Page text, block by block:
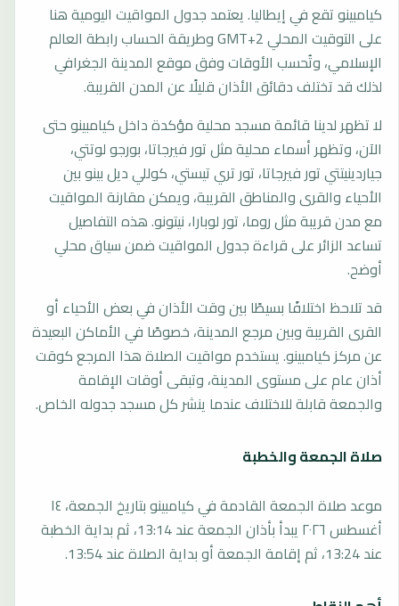
كيامبينو تقع في إيطاليا. يعتمد جدول المواقيت اليومية هنا
على التوقيت المحلي GMT+2 وطريقة الحساب رابطة العالم
الإسلامي، وتُحسب الأوقات وفق موقع المدينة الجغرافي
لذلك قد تختلف دقائق الأذان قليلًا عن المدن القريبة.
لا تظهر لدينا قائمة مسجد محلية مؤكدة داخل كيامبينو حتى
الآن، وتظهر أسماء محلية مثل تور فيرجاتا، بورجو لوتتي،
جياردينيتتي تور فيرجاتا، تور تري تيستي، كوللي ديل بينو بين
الأحياء والقرى والمناطق القريبة، ويمكن مقارنة المواقيت
مع مدن قريبة مثل روما، تور لوبارا، نيتونو. هذه التفاصيل
تساعد الزائر على قراءة جدول المواقيت ضمن سياق محلي
أوضح.
قد تلاحظ اختلافًا بسيطًا بين وقت الأذان في بعض الأحياء أو
القرى القريبة وبين مرجع المدينة، خصوصًا في الأماكن البعيدة
عن مركز كيامبينو. يستخدم مواقيت الصلاة هذا المرجع كوقت
أذان عام على مستوى المدينة، وتبقى أوقات الإقامة
والجمعة قابلة للاختلاف عندما ينشر كل مسجد جدوله الخاص.
صلاة الجمعة والخطبة
موعد صلاة الجمعة القادمة في كيامبينو بتاريخ الجمعة، ١٤
أغسطس ٢٠٢٦ يبدأ بأذان الجمعة عند 13:14، ثم بداية الخطبة
عند 13:24، ثم إقامة الجمعة أو بداية الصلاة عند 13:54.